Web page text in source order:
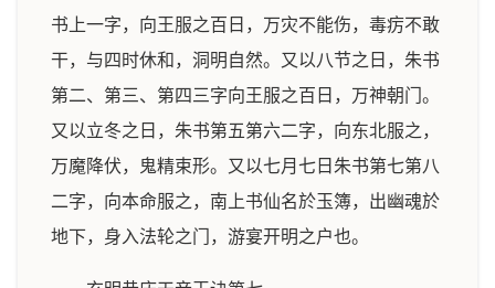
书上一字，向王服之百日，万灾不能伤，毒疠不敢
干，与四时休和，洞明自然。又以八节之日，朱书
第二、第三、第四三字向王服之百日，万神朝门。
又以立冬之日，朱书第五第六二字，向东北服之，
万魔降伏，鬼精束形。又以七月七日朱书第七第八
二字，向本命服之，南上书仙名於玉簿，出幽魂於
地下，身入法轮之门，游宴开明之户也。